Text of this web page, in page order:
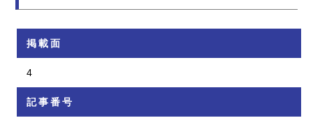
掲載面
4
記事番号